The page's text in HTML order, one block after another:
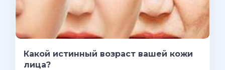
Какой истинный возраст вашей кожи
лица?